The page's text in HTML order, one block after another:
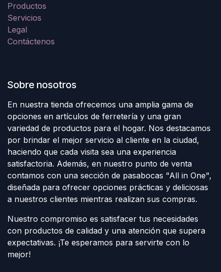
Productos
Servicios
Legal
Contáctenos
Sobre nosotros
En nuestra tienda ofrecemos una amplia gama de
opciones en artículos de ferretería y una gran
variedad de productos para el hogar. Nos destacamos
por brindar el mejor servicio al cliente en la ciudad,
haciendo que cada visita sea una experiencia
satisfactoria. Además, en nuestro punto de venta
contamos con una sección de pasabocas "All in One",
diseñada para ofrecer opciones prácticas y deliciosas
a nuestros clientes mientras realizan sus compras.
Nuestro compromiso es satisfacer tus necesidades
con productos de calidad y una atención que supera
expectativas. ¡Te esperamos para servirte con lo
mejor!